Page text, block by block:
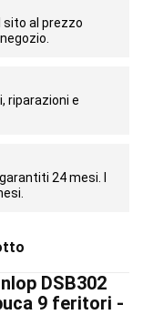
al prezzo
riparazioni e
24 mesi. I
DSB302
9 feritori -